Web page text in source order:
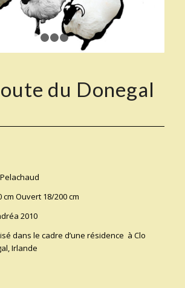
1
du Donegal
Ouvert 18/200 cm
2010
dans le cadre d’une résidence à Clo
Irlande